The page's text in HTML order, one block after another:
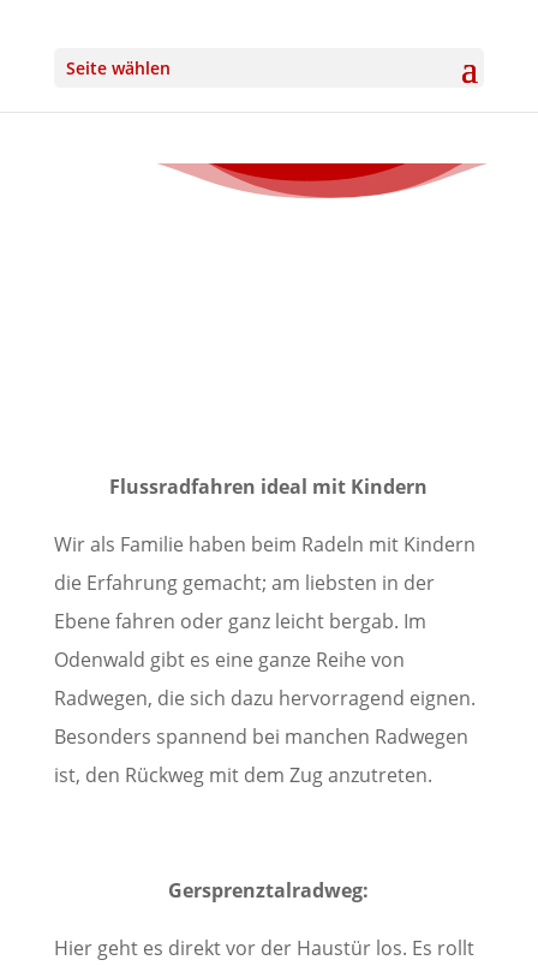
Seite wählen
Flussradfahren ideal mit Kindern
Wir als Familie haben beim Radeln mit Kindern
die Erfahrung gemacht; am liebsten in der
Ebene fahren oder ganz leicht bergab. Im
Odenwald gibt es eine ganze Reihe von
Radwegen, die sich dazu hervorragend eignen.
Besonders spannend bei manchen Radwegen
ist, den Rückweg mit dem Zug anzutreten.
Gersprenztalradweg:
Hier geht es direkt vor der Haustür los. Es rollt